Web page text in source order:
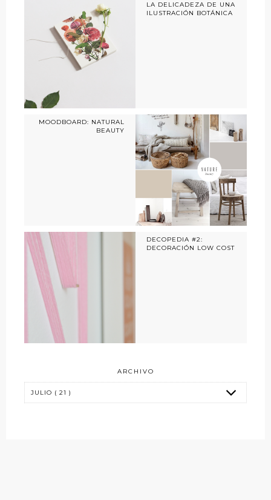
LA DELICADEZA DE UNA
ILUSTRACIÓN BOTÁNICA
MOODBOARD: NATURAL
BEAUTY
DECOPEDIA #2:
DECORACIÓN LOW COST
ARCHIVO